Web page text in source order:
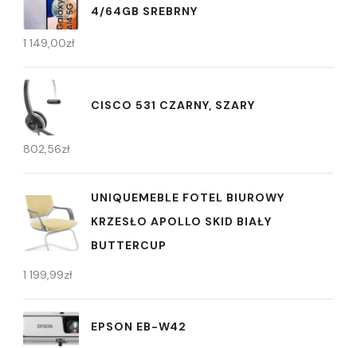
4/64GB SREBRNY
1 149,00zł
CISCO 531 CZARNY, SZARY
802,56zł
UNIQUEMEBLE FOTEL BIUROWY
KRZESŁO APOLLO SKID BIAŁY
BUTTERCUP
1 199,99zł
EPSON EB-W42